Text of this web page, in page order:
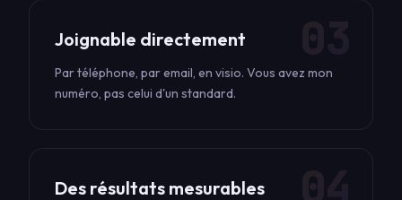
Joignable directement
Par téléphone, par email, en visio. Vous avez mon
numéro, pas celui d'un standard.
Des résultats mesurables